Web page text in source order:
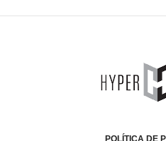
POLÍTICA DE